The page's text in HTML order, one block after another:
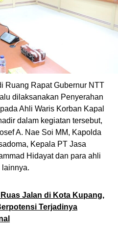
Ruang Rapat Gubernur NTT
dilaksanakan Penyerahan
Ahli Waris Korban Kapal
dalam kegiatan tersebut,
A. Nae Soi MM, Kapolda
Kepala PT Jasa
Hidayat dan para ahli
lainnya.
Jalan di Kota Kupang,
Terjadinya